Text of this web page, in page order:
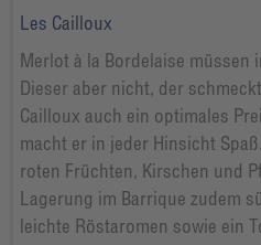
Les Cailloux
Merlot à la Bordelaise müssen
Dieser aber nicht, der
Cailloux auch ein optimales
macht er in jeder Hinsicht
roten Früchten, Kirschen und
Lagerung im Barrique zudem
leichte Röstaromen sowie ein